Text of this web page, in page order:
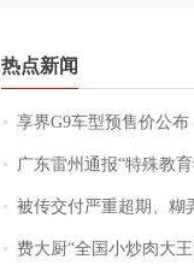
热点新闻
享界G9车型预售价公布
广东雷州通报“特殊教育学校教师招聘存在违
被传交付严重超期、糊弄客户，知名独角兽车企创始人回应：都没证据，将依法
费大厨“全国小炒肉大王”称号，仅凭